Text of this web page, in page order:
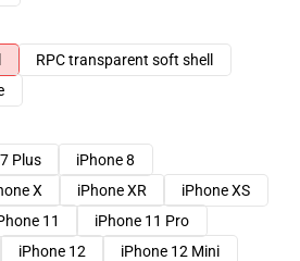
RPC transparent soft shell
Plus
iPhone 8
X iPhone XR
iPhone XS
11
iPhone 11 Pro
iPhone 12
iPhone 12 Mini